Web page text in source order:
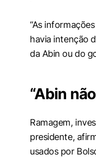
“As
havia intenção
da Abin ou do
“Abin
Ramagem,
presidente,
usados por